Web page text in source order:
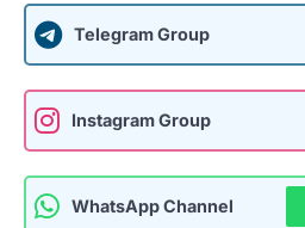
Telegram Group
Instagram Group
WhatsApp Channel